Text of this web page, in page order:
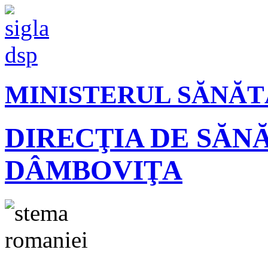
MINISTERUL
DIRECŢIA DE
DÂMBOVIŢA